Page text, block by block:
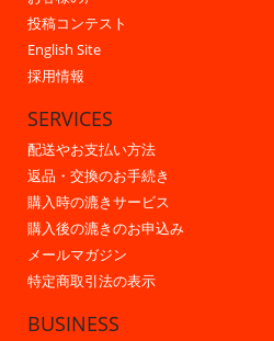
投稿コンテスト
English Site
採用情報
SERVICES
配送やお支払い方法
返品・交換のお手続き
購入時の漉きサービス
購入後の漉きのお申込み
メールマガジン
特定商取引法の表示
BUSINESS